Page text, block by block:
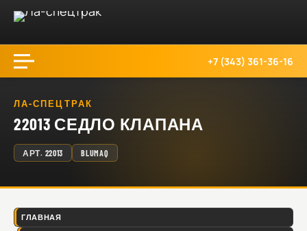
+7 (343) 361-36-16
ЛА-СПЕЦТРАК
22013 СЕДЛО КЛАПАНА
АРТ. 22013 BLUMAQ
ГЛАВНАЯ